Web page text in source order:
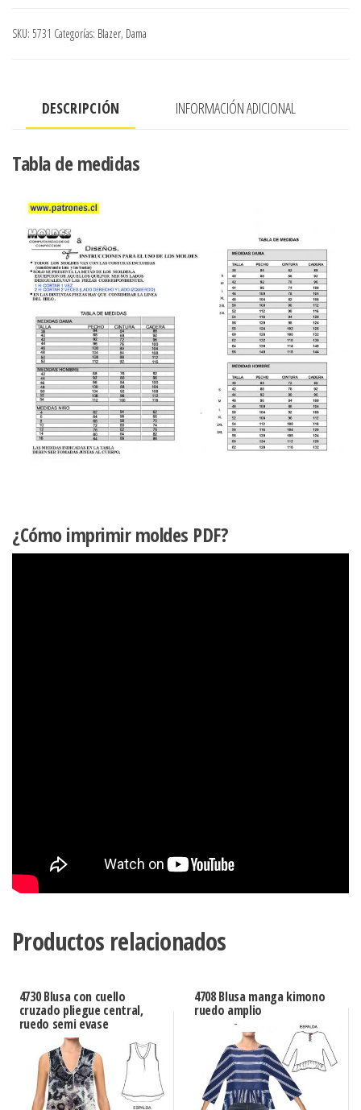
con
en
cantidad
SKU: 5731 Categorías: Blazer, Dama
DESCRIPCIÓN INFORMACIÓN ADICIONAL
Tabla de medidas
¿Cómo imprimir moldes PDF?
Productos relacionados
4730 Blusa con cuello
cruzado pliegue central,
ruedo semi evase
4708 Blusa manga kimono
ruedo amplio